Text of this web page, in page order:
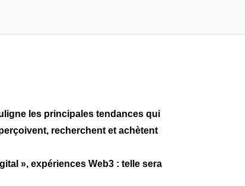
les principales tendances qui
recherchent et achètent
», expériences Web3 : telle sera